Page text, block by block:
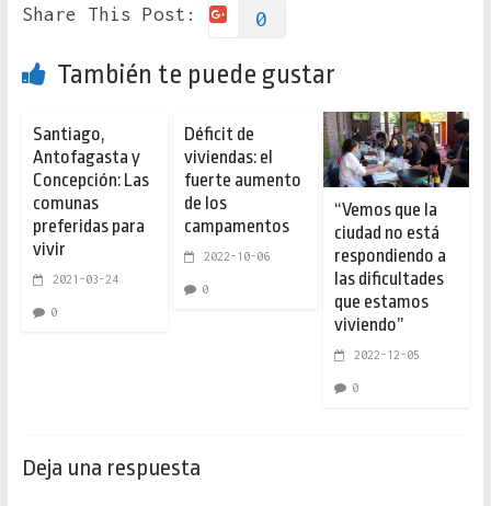
Share This Post: 0
También te puede gustar
Santiago,
Antofagasta y
Concepción: Las
comunas
preferidas para
vivir
2021-03-24
0
Déficit de
viviendas: el
fuerte aumento
de los
campamentos
2022-10-06
0
“Vemos que la
ciudad no está
respondiendo a
las dificultades
que estamos
viviendo”
2022-12-05
0
Deja una respuesta